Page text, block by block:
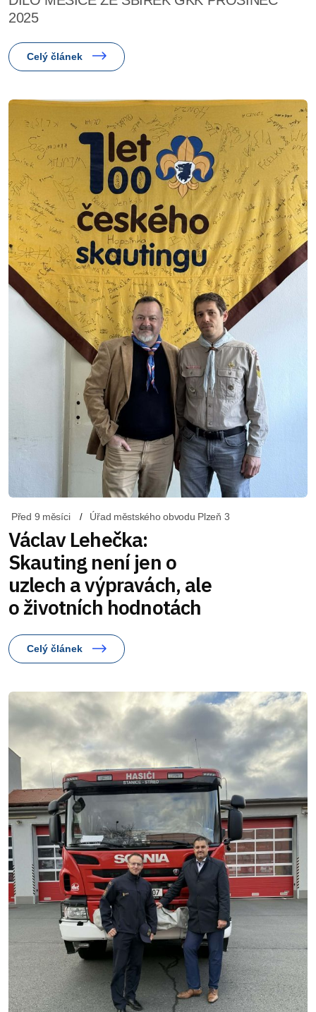
2025
Celý článek
Před 9 měsíci Úřad městského obvodu Plzeň 3
Václav Lehečka:
Skauting není jen o
uzlech a výpravách, ale
o životních hodnotách
Celý článek